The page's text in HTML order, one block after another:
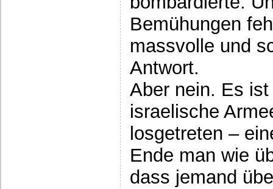
Bemühungen
massvolle und
Antwort.
Aber nein. Es
israelische
losgetreten –
Ende man wie
dass jemand